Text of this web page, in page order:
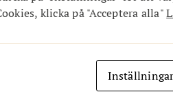
och på Eriksberg.
år sedan. Andreas som säljare
en restaurang
vi inte en sekund. Vi kör!
klicka på "Acceptera alla"
Inställningar